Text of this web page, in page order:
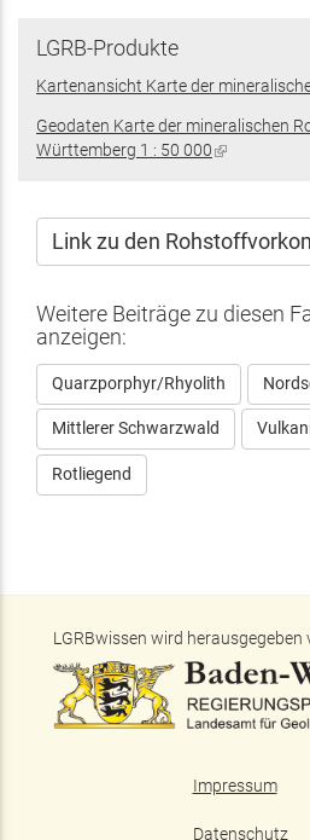
LGRB-Produkte
Kartenansicht Karte der
Geodaten Karte der mineralischen
Württemberg 1 : 50 000(Link
Link zu den
Weitere Beiträge zu diesen
anzeigen:
Quarzporphyr/Rhyolith
Mittlerer Schwarzwald
Rotliegend
LGRBwissen wird herausgegeben
Impressum
Datenschutz